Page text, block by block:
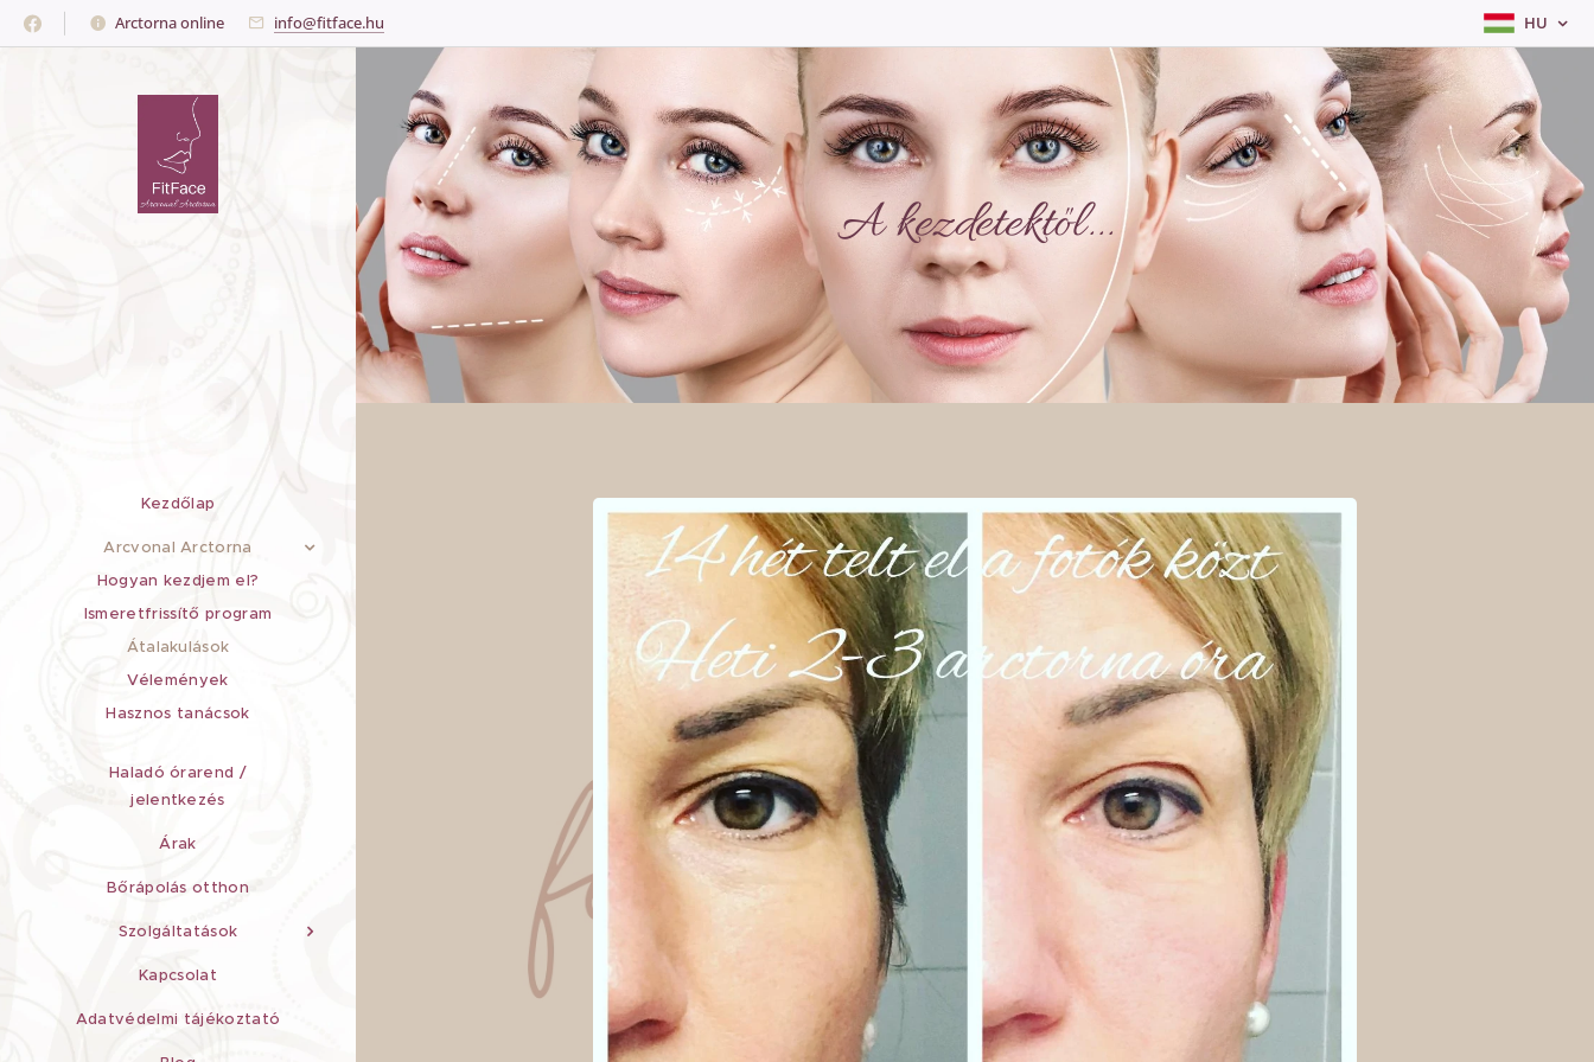
Arctorna online info@fitface.hu HU
Kezdőlap
Arcvonal Arctorna
Hogyan kezdjem el?
Ismeretfrissítő program
Átalakulások
Vélemények
Hasznos tanácsok
Haladó órarend /
jelentkezés
Árak
Bőrápolás otthon
Szolgáltatások
Kapcsolat
Adatvédelmi tájékoztató
A kezdetektől...